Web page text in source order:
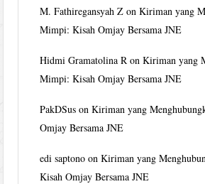
M. Fathiregansyah Z onKiriman yang
Mimpi: Kisah Omjay Bersama JNE
Hidmi Gramatolina R onKiriman yang
Mimpi: Kisah Omjay Bersama JNE
PakDSus onKiriman yang
Omjay Bersama JNE
edi saptono onKiriman yang
Kisah Omjay Bersama JNE